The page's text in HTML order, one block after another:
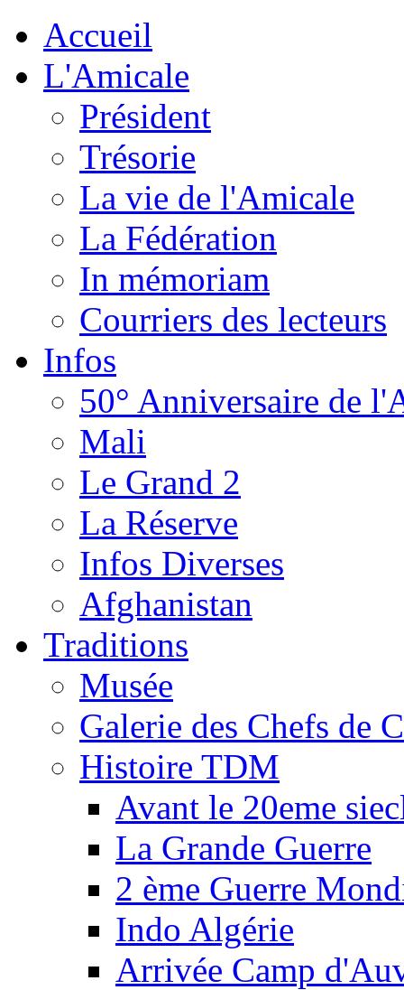
Accueil
L'Amicale
Président
Trésorie
La vie de l'Amicale
La Fédération
In mémoriam
Courriers des lecteurs
Infos
50° Anniversaire de
Mali
Le Grand 2
La Réserve
Infos Diverses
Afghanistan
Traditions
Musée
Galerie des Chefs de
Histoire TDM
Avant le 20eme
La Grande Guerre
2 ème Guerre
Indo Algérie
Arrivée Camp